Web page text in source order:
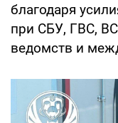
благодаря
при СБУ, ГВС,
ведомств и